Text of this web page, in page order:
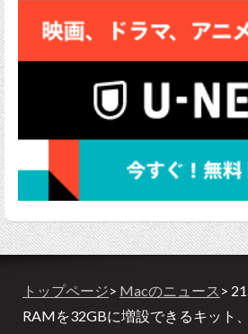
トップページ> Macのニュース >
RAMを32GBに増設できるキット